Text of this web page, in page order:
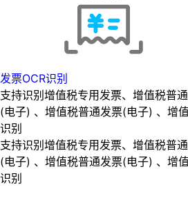
发票OCR识别
支持识别增值税专用发票、增值税普
(电子) 、增值税普通发票(电子) 、增
识别
支持识别增值税专用发票、增值税普
(电子) 、增值税普通发票(电子) 、增
识别